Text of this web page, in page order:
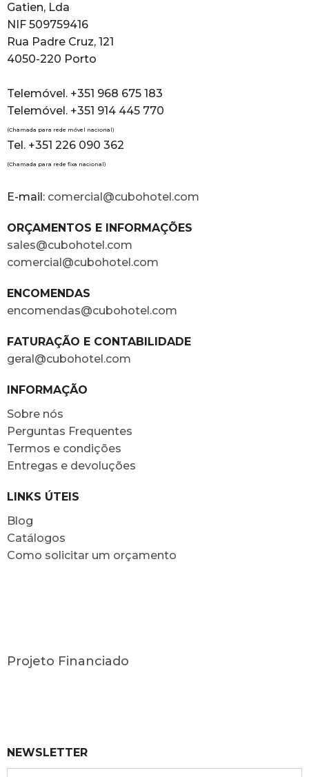
Gatien, Lda
NIF 509759416
Rua Padre Cruz, 121
4050-220 Porto
Telemóvel. +351 968 675 183
Telemóvel. +351 914 445 770
(Chamada para rede móvel nacional)
Tel. +351 226 090 362
(Chamada para rede fixa nacional)
E-mail: comercial@cubohotel.com
ORÇAMENTOS E INFORMAÇÕES
sales@cubohotel.com
comercial@cubohotel.com
ENCOMENDAS
encomendas@cubohotel.com
FATURAÇÃO E CONTABILIDADE
geral@cubohotel.com
INFORMAÇÃO
Sobre nós
Perguntas Frequentes
Termos e condições
Entregas e devoluções
LINKS ÚTEIS
Blog
Catálogos
Como solicitar um orçamento
Projeto Financiado
NEWSLETTER